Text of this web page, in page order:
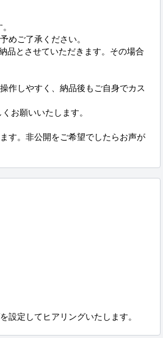
めご了承ください。
作しやすく、納品後もご自身でカス
お願いいたします。
す。非公開をご希望でしたらお声が
設定してヒアリングいたします。